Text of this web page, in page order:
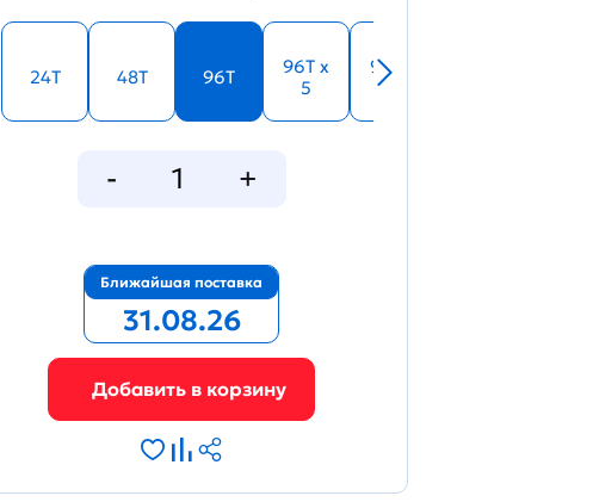
34073
Figure. Standard curve
24T 48T 96T
96T x
5
96T x
10
Ближайшая поставка
31.08.26